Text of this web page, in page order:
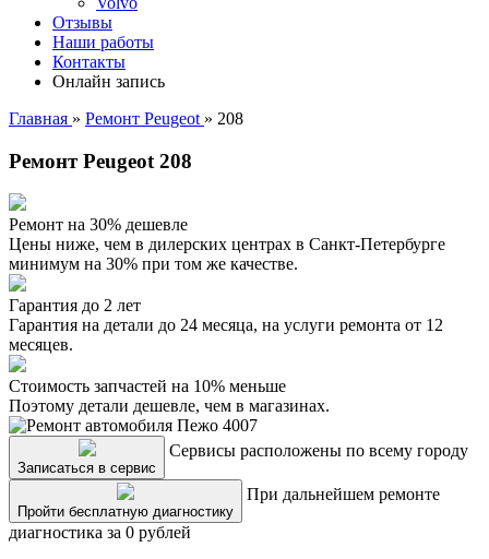
Отзывы
Наши работы
Контакты
Онлайн запись
Главная » Ремонт Peugeot » 208
Ремонт Peugeot 208
Ремонт на 30% дешевле
Цены ниже, чем в дилерских центрах в Санкт-Петербурге
минимум на 30% при том же качестве.
Гарантия до 2 лет
Гарантия на детали до 24 месяца, на услуги ремонта от 12
месяцев.
Стоимость запчастей на 10% меньше
Поэтому детали дешевле, чем в магазинах.
Записаться в сервис
Сервисы расположены по всему городу
Пройти бесплатную диагностику
При дальнейшем ремонте
диагностика за 0 рублей